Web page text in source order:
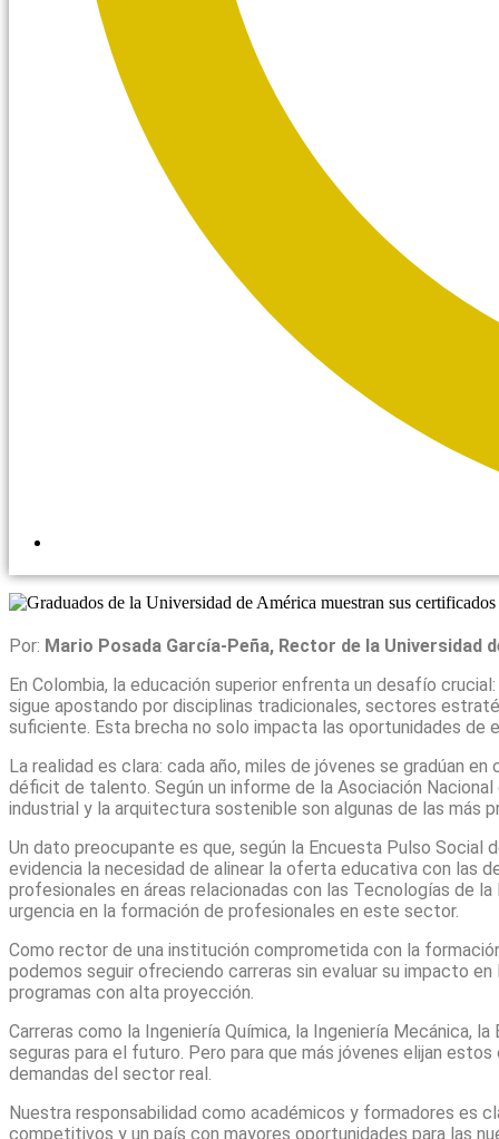
Por: Mario Posada García-Peña, Rector de la Universidad
En Colombia, la educación superior enfrenta un desafío
sigue apostando por disciplinas tradicionales, sectores
suficiente. Esta brecha no solo impacta las oportunidades de
La realidad es clara: cada año, miles de jóvenes se gradúan
déficit de talento. Según un informe de la Asociación
industrial y la arquitectura sostenible son algunas de las más
Un dato preocupante es que, según la Encuesta Pulso Social
evidencia la necesidad de alinear la oferta educativa con las
profesionales en áreas relacionadas con las Tecnologías de
urgencia en la formación de profesionales en este sector.
Como rector de una institución comprometida con la
podemos seguir ofreciendo carreras sin evaluar su impacto
programas con alta proyección.
Carreras como la Ingeniería Química, la Ingeniería Mecánica,
seguras para el futuro. Pero para que más jóvenes elijan
demandas del sector real.
Nuestra responsabilidad como académicos y formadores es
competitivos y un país con mayores oportunidades para las